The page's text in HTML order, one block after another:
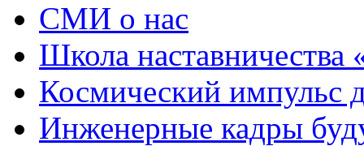
СМИ о нас
Школа
Космический импульс
Инженерные кадры